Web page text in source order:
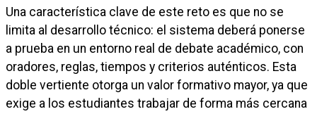
Una característica clave de este reto es que no se
limita al desarrollo técnico: el sistema deberá ponerse
a prueba en un entorno real de debate académico, con
oradores, reglas, tiempos y criterios auténticos. Esta
doble vertiente otorga un valor formativo mayor, ya que
exige a los estudiantes trabajar de forma más cercana